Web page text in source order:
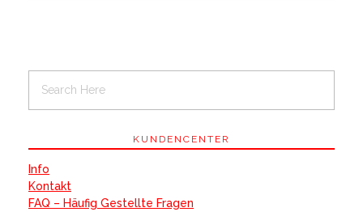
KUNDENCENTER
Info
Kontakt
FAQ – Häufig Gestellte Fragen